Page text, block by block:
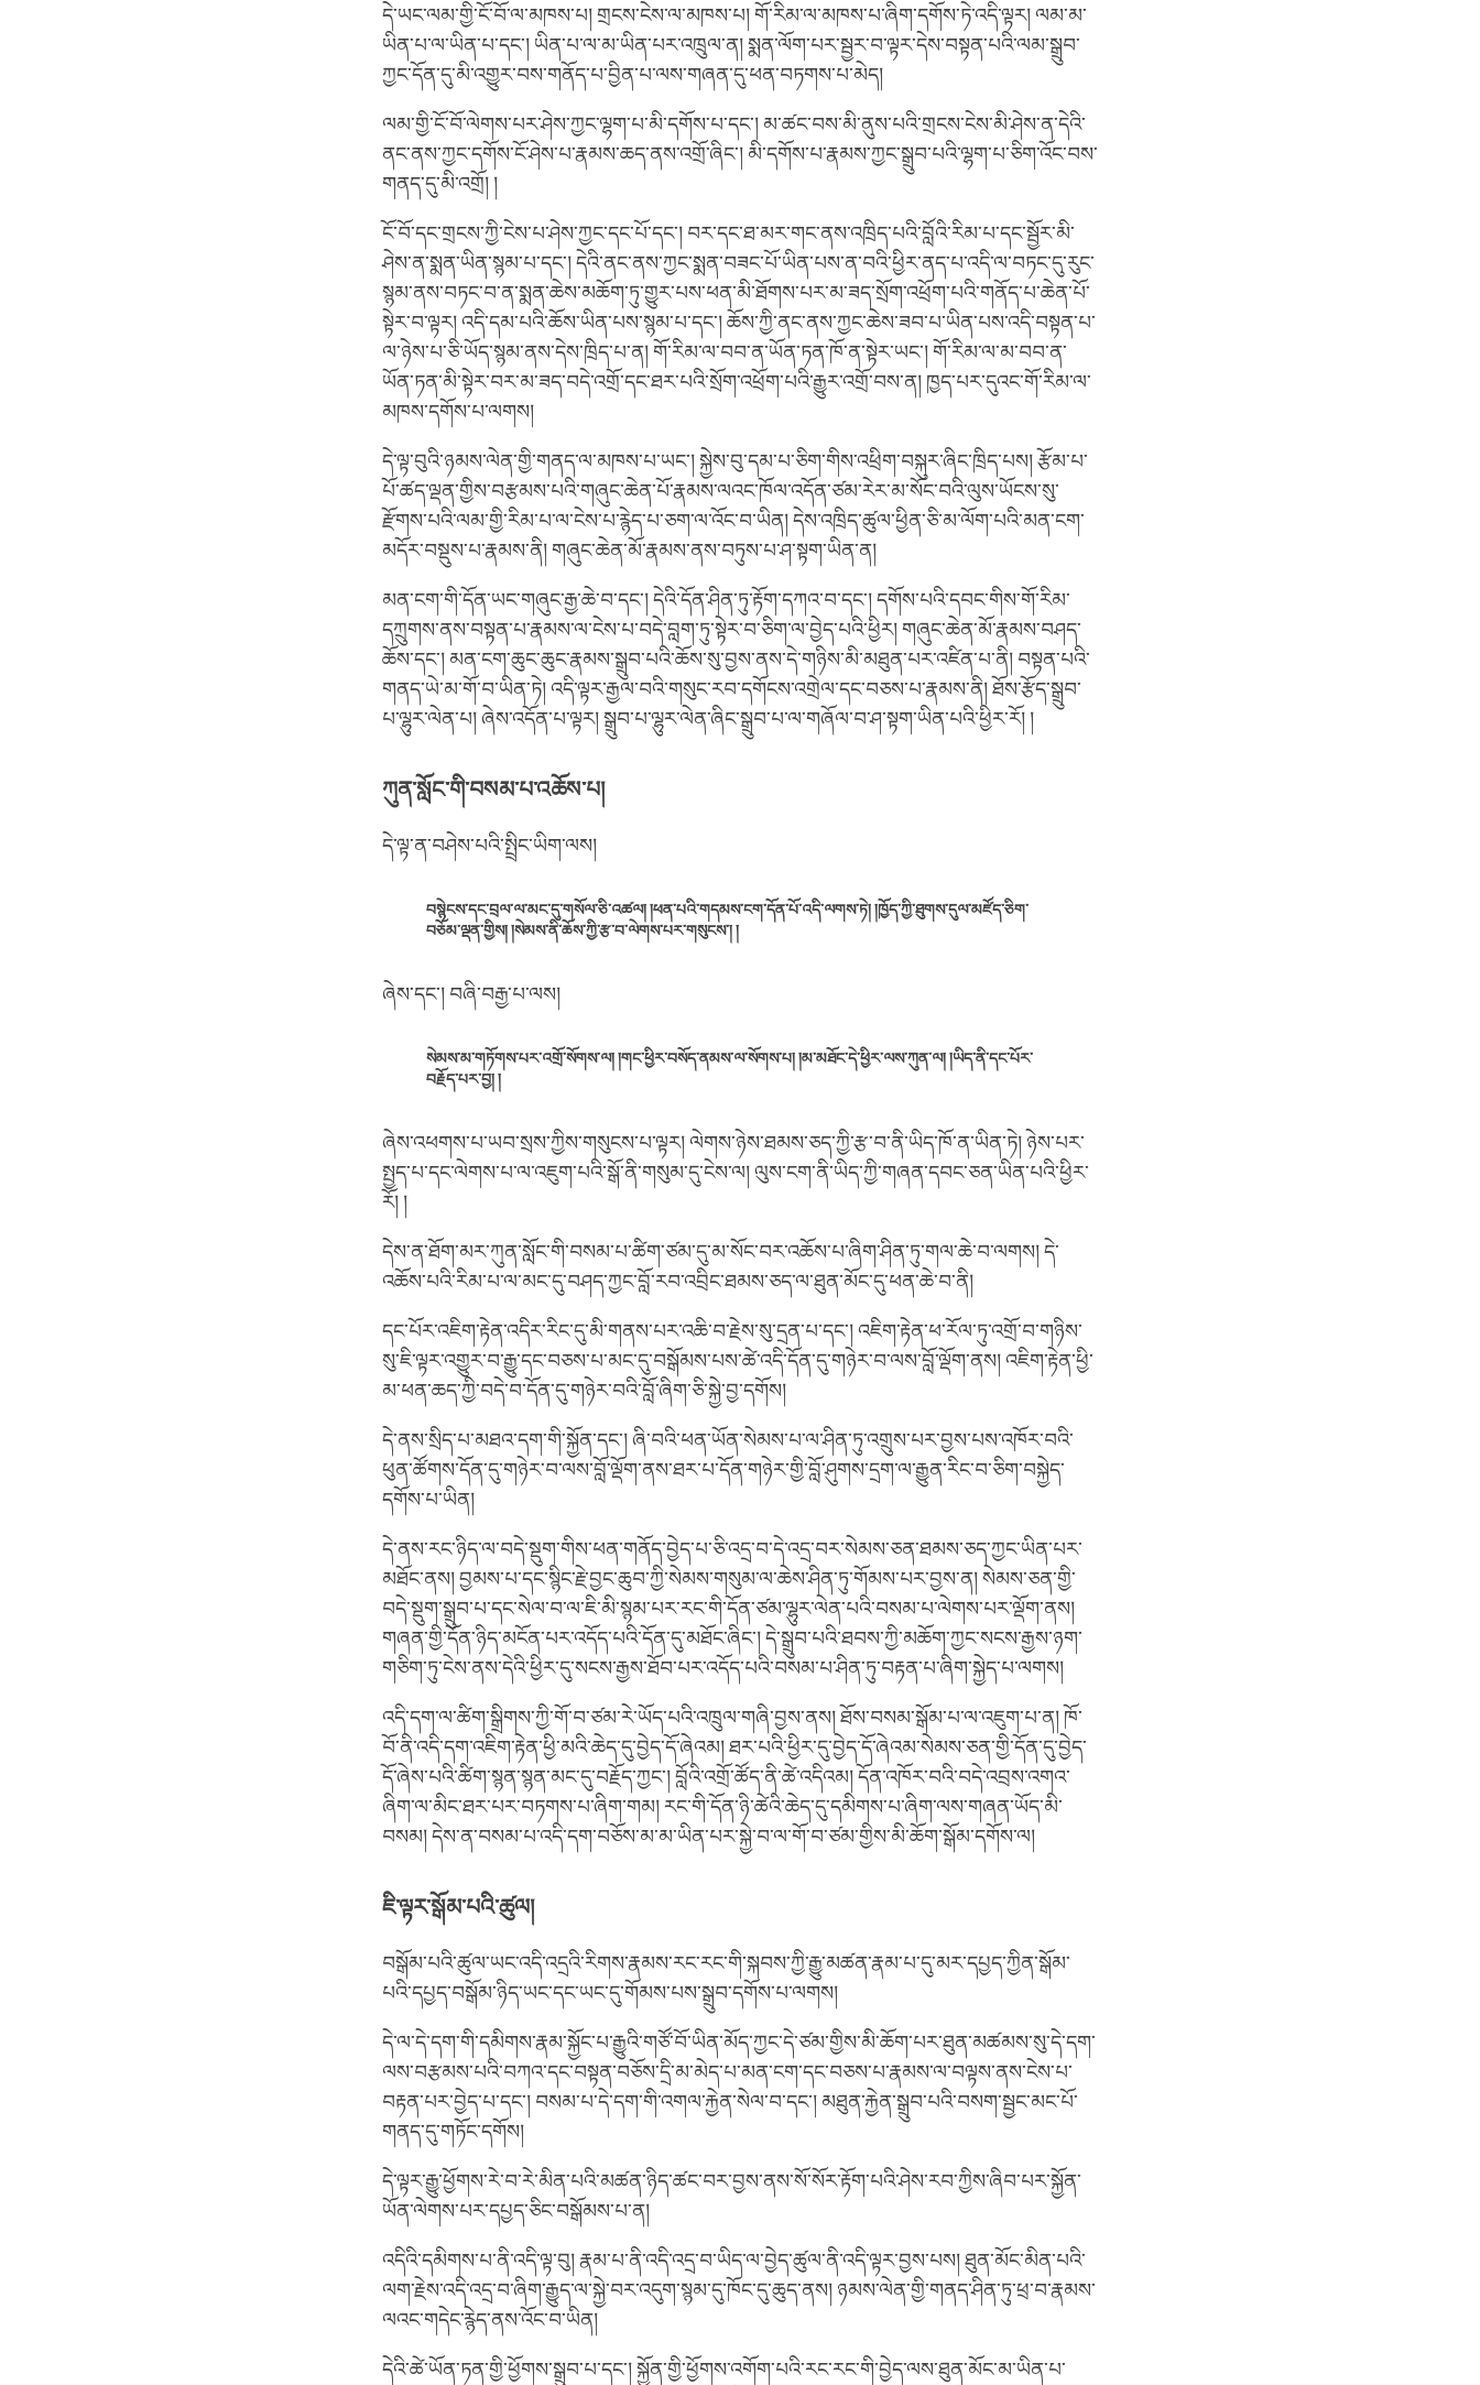
དེ་ཡང་ལམ་གྱི་ངོ་བོ་ལ་མཁས་པ། གྲངས་ངེས་ལ་མཁས་པ། གོ་རིམ་ལ་མཁས་པ་ཞིག་དགོས་ཏེ་འདི་ལྟར། ལམ་མ་
ཡིན་པ་ལ་ཡིན་པ་དང༌། ཡིན་པ་ལ་མ་ཡིན་པར་འཁྲུལ་ན། སྨན་ལོག་པར་སྦྱར་བ་ལྟར་དེས་བསྟན་པའི་ལམ་སྒྲུབ་
ཀྱང་དོན་དུ་མི་འགྱུར་བས་གནོད་པ་བྱིན་པ་ལས་གཞན་དུ་ཕན་བཏགས་པ་མེད།
ལམ་གྱི་ངོ་བོ་ལེགས་པར་ཤེས་ཀྱང་ལྷག་པ་མི་དགོས་པ་དང༌། མ་ཚང་བས་མི་ནུས་པའི་གྲངས་ངེས་མི་ཤེས་ན་དེའི་
ནང་ནས་ཀྱང་དགོས་ངོ་ཤེས་པ་རྣམས་ཆད་ནས་འགྲོ་ཞིང༌། མི་དགོས་པ་རྣམས་ཀྱང་སྒྲུབ་པའི་ལྷག་པ་ཅིག་འོང་བས་
གནད་དུ་མི་འགྲོ། །
ངོ་བོ་དང་གྲངས་ཀྱི་ངེས་པ་ཤེས་ཀྱང་དང་པོ་དང༌། བར་དང་ཐ་མར་གང་ནས་འཁྲིད་པའི་བློའི་རིམ་པ་དང་སྦྱོར་མི་
ཤེས་ན་སྨན་ཡིན་སྙམ་པ་དང༌། དེའི་ནང་ནས་ཀྱང་སྨན་བཟང་པོ་ཡིན་པས་ན་བའི་ཕྱིར་ནད་པ་འདི་ལ་བཏང་དུ་རུང་
སྙམ་ནས་བཏང་བ་ན་སྨན་ཆེས་མཆོག་ཏུ་གྱུར་པས་ཕན་མི་ཐོགས་པར་མ་ཟད་སྲོག་འཕྲོག་པའི་གནོད་པ་ཆེན་པོ་
སྟེར་བ་ལྟར། འདི་དམ་པའི་ཆོས་ཡིན་པས་སྙམ་པ་དང༌། ཆོས་ཀྱི་ནང་ནས་ཀྱང་ཆེས་ཟབ་པ་ཡིན་པས་འདི་བསྟན་པ་
ལ་ཉེས་པ་ཅི་ཡོད་སྙམ་ནས་དེས་ཁྲིད་པ་ན། གོ་རིམ་ལ་བབ་ན་ཡོན་ཏན་ཁོ་ན་སྟེར་ཡང༌། གོ་རིམ་ལ་མ་བབ་ན་
ཡོན་ཏན་མི་སྟེར་བར་མ་ཟད་བདེ་འགྲོ་དང་ཐར་པའི་སྲོག་འཕྲོག་པའི་རྒྱུར་འགྲོ་བས་ན། ཁྱད་པར་དུའང་གོ་རིམ་ལ་
མཁས་དགོས་པ་ལགས།
དེ་ལྟ་བུའི་ཉམས་ལེན་གྱི་གནད་ལ་མཁས་པ་ཡང༌། སྐྱེས་བུ་དམ་པ་ཅིག་གིས་འཕྲིག་བསྐུར་ཞིང་ཁྲིད་པས། རྩོམ་པ་
པོ་ཚད་ལྡན་གྱིས་བརྩམས་པའི་གཞུང་ཆེན་པོ་རྣམས་ལའང་ཁོལ་འདོན་ཙམ་རེར་མ་སོང་བའི་ལུས་ཡོངས་སུ་
རྫོགས་པའི་ལམ་གྱི་རིམ་པ་ལ་ངེས་པ་རྙེད་པ་ཅག་ལ་འོང་བ་ཡིན། དེས་འཁྲིད་ཚུལ་ཕྱིན་ཅི་མ་ལོག་པའི་མན་ངག་
མདོར་བསྡུས་པ་རྣམས་ནི། གཞུང་ཆེན་མོ་རྣམས་ནས་བཏུས་པ་ཤ་སྟག་ཡིན་ན།
མན་ངག་གི་དོན་ཡང་གཞུང་རྒྱ་ཆེ་བ་དང༌། དེའི་དོན་ཤིན་ཏུ་རྟོག་དཀའ་བ་དང༌། དགོས་པའི་དབང་གིས་གོ་རིམ་
དཀྲུགས་ནས་བསྟན་པ་རྣམས་ལ་ངེས་པ་བདེ་བླག་ཏུ་སྟེར་བ་ཅིག་ལ་བྱེད་པའི་ཕྱིར། གཞུང་ཆེན་མོ་རྣམས་བཤད་
ཆོས་དང༌། མན་ངག་ཆུང་ཆུང་རྣམས་སྒྲུབ་པའི་ཆོས་སུ་བྱས་ནས་དེ་གཉིས་མི་མཐུན་པར་འཛིན་པ་ནི། བསྟན་པའི་
གནད་ཡེ་མ་གོ་བ་ཡིན་ཏེ། འདི་ལྟར་རྒྱལ་བའི་གསུང་རབ་དགོངས་འགྲེལ་དང་བཅས་པ་རྣམས་ནི། ཐོས་རྩོད་སྒྲུབ་
པ་ལྷུར་ལེན་པ། ཞེས་འདོན་པ་ལྟར། སྒྲུབ་པ་ལྷུར་ལེན་ཞིང་སྒྲུབ་པ་ལ་གཞོལ་བ་ཤ་སྟག་ཡིན་པའི་ཕྱིར་རོ། །
ཀུན་སློང་གི་བསམ་པ་འཆོས་པ།
དེ་ལྟ་ན་བཤེས་པའི་སྤྲིང་ཡིག་ལས།
བསྙེངས་དང་བྲལ་ལ་མང་དུ་གསོལ་ཅི་འཚལ། །ཕན་པའི་གདམས་ངག་དོན་པོ་འདི་ལགས་ཏེ། །ཁྱོད་ཀྱི་ཐུགས་དུལ་མཛོད་ཅིག་
བཅོམ་ལྡན་གྱིས། །སེམས་ནི་ཆོས་ཀྱི་རྩ་བ་ལེགས་པར་གསུངས་། །
ཞེས་དང༌། བཞི་བརྒྱ་པ་ལས།
སེམས་མ་གཏོགས་པར་འགྲོ་སོགས་ལ། །གང་ཕྱིར་བསོད་ནམས་ལ་སོགས་པ། །མ་མཐོང་དེ་ཕྱིར་ལས་ཀུན་ལ། །ཡིད་ནི་དང་པོར་
བརྗོད་པར་བྱ། །
ཞེས་འཕགས་པ་ཡབ་སྲས་ཀྱིས་གསུངས་པ་ལྟར། ལེགས་ཉེས་ཐམས་ཅད་ཀྱི་རྩ་བ་ནི་ཡིད་ཁོ་ན་ཡིན་ཏེ། ཉེས་པར་
སྤྱད་པ་དང་ལེགས་པ་ལ་འཇུག་པའི་སྒོ་ནི་གསུམ་དུ་ངེས་ལ། ལུས་ངག་ནི་ཡིད་ཀྱི་གཞན་དབང་ཅན་ཡིན་པའི་ཕྱིར་
རོ། །
དེས་ན་ཐོག་མར་ཀུན་སློང་གི་བསམ་པ་ཚིག་ཙམ་དུ་མ་སོང་བར་འཆོས་པ་ཞིག་ཤིན་ཏུ་གལ་ཆེ་བ་ལགས། དེ་
འཆོས་པའི་རིམ་པ་ལ་མང་དུ་བཤད་ཀྱང་བློ་རབ་འབྲིང་ཐམས་ཅད་ལ་ཐུན་མོང་དུ་ཕན་ཆེ་བ་ནི།
དང་པོར་འཇིག་རྟེན་འདིར་རིང་དུ་མི་གནས་པར་འཆི་བ་རྗེས་སུ་དྲན་པ་དང༌། འཇིག་རྟེན་ཕ་རོལ་ཏུ་འགྲོ་བ་གཉིས་
སུ་ཇི་ལྟར་འགྱུར་བ་རྒྱུ་དང་བཅས་པ་མང་དུ་བསྒོམས་པས་ཚེ་འདི་དོན་དུ་གཉེར་བ་ལས་བློ་ལྡོག་ནས། འཇིག་རྟེན་ཕྱི་
མ་ཕན་ཆད་ཀྱི་བདེ་བ་དོན་དུ་གཉེར་བའི་བློ་ཞིག་ཅི་སྐྱེ་བྱ་དགོས།
དེ་ནས་སྲིད་པ་མཐའ་དག་གི་སྐྱོན་དང༌། ཞི་བའི་ཕན་ཡོན་སེམས་པ་ལ་ཤིན་ཏུ་འགྲུས་པར་བྱས་པས་འཁོར་བའི་
ཕུན་ཚོགས་དོན་དུ་གཉེར་བ་ལས་བློ་ལྡོག་ནས་ཐར་པ་དོན་གཉེར་གྱི་བློ་ཤུགས་དྲག་ལ་རྒྱུན་རིང་བ་ཅིག་བསྐྱེད་
དགོས་པ་ཡིན།
དེ་ནས་རང་ཉིད་ལ་བདེ་སྡུག་གིས་ཕན་གནོད་བྱེད་པ་ཅི་འདྲ་བ་དེ་འདྲ་བར་སེམས་ཅན་ཐམས་ཅད་ཀྱང་ཡིན་པར་
མཐོང་ནས། བྱམས་པ་དང་སྙིང་རྗེ་བྱང་ཆུབ་ཀྱི་སེམས་གསུམ་ལ་ཆེས་ཤིན་ཏུ་གོམས་པར་བྱས་ན། སེམས་ཅན་གྱི་
བདེ་སྡུག་སྒྲུབ་པ་དང་སེལ་བ་ལ་ཇི་མི་སྙམ་པར་རང་གི་དོན་ཙམ་ལྷུར་ལེན་པའི་བསམ་པ་ལེགས་པར་ལྡོག་ནས།
གཞན་གྱི་དོན་ཉིད་མངོན་པར་འདོད་པའི་དོན་དུ་མཐོང་ཞིང༌། དེ་སྒྲུབ་པའི་ཐབས་ཀྱི་མཆོག་ཀྱང་སངས་རྒྱས་ཉག་
གཅིག་ཏུ་ངེས་ནས་དེའི་ཕྱིར་དུ་སངས་རྒྱས་ཐོབ་པར་འདོད་པའི་བསམ་པ་ཤིན་ཏུ་བརྟན་པ་ཞིག་སྐྱེད་པ་ལགས།
འདི་དག་ལ་ཚིག་སྒྲིགས་ཀྱི་གོ་བ་ཙམ་རེ་ཡོད་པའི་འཁྲུལ་གཞི་བྱས་ནས། ཐོས་བསམ་སྒོམ་པ་ལ་འཇུག་པ་ན། ཁོ་
བོ་ནི་འདི་དག་འཇིག་རྟེན་ཕྱི་མའི་ཆེད་དུ་བྱེད་དོ་ཞེའམ། ཐར་པའི་ཕྱིར་དུ་བྱེད་དོ་ཞེའམ་སེམས་ཅན་གྱི་དོན་དུ་བྱེད་
དོ་ཞེས་པའི་ཚིག་སྙན་སྙན་མང་དུ་བརྗོད་ཀྱང༌། བློའི་འགྲོ་ཚོད་ནི་ཚེ་འདིའམ། དོན་འཁོར་བའི་བདེ་འབྲས་འགའ་
ཞིག་ལ་མིང་ཐར་པར་བཏགས་པ་ཞིག་གམ། རང་གི་དོན་ཉི་ཚེའི་ཆེད་དུ་དམིགས་པ་ཞིག་ལས་གཞན་ཡོད་མི་
བསམ། དེས་ན་བསམ་པ་འདི་དག་བཅོས་མ་མ་ཡིན་པར་སྐྱེ་བ་ལ་གོ་བ་ཙམ་གྱིས་མི་ཆོག་སྒོམ་དགོས་ལ།
ཇི་ལྟར་སྒོམ་པའི་ཚུལ།
བསྒོམ་པའི་ཚུལ་ཡང་འདི་འདྲའི་རིགས་རྣམས་རང་རང་གི་སྐབས་ཀྱི་རྒྱུ་མཚན་རྣམ་པ་དུ་མར་དཔྱད་ཀྱིན་སྒོམ་
པའི་དཔྱད་བསྒོམ་ཉིད་ཡང་དང་ཡང་དུ་གོམས་པས་སྒྲུབ་དགོས་པ་ལགས།
དེ་ལ་དེ་དག་གི་དམིགས་རྣམ་སྐྱོང་པ་རྒྱུའི་གཙོ་བོ་ཡིན་མོད་ཀྱང་དེ་ཙམ་གྱིས་མི་ཆོག་པར་ཐུན་མཚམས་སུ་དེ་དག་
ལས་བརྩམས་པའི་བཀའ་དང་བསྟན་བཅོས་དྲི་མ་མེད་པ་མན་ངག་དང་བཅས་པ་རྣམས་ལ་བལྟས་ནས་ངེས་པ་
བརྟན་པར་བྱེད་པ་དང༌། བསམ་པ་དེ་དག་གི་འགལ་རྐྱེན་སེལ་བ་དང༌། མཐུན་རྐྱེན་སྒྲུབ་པའི་བསག་སྦྱང་མང་པོ་
གནད་དུ་གཏོང་དགོས།
དེ་ལྟར་རྒྱུ་ཕྱོགས་རེ་བ་རེ་མིན་པའི་མཚན་ཉིད་ཚང་བར་བྱས་ནས་སོ་སོར་རྟོག་པའི་ཤེས་རབ་ཀྱིས་ཞིབ་པར་སྐྱོན་
ཡོན་ལེགས་པར་དཔྱད་ཅིང་བསྒོམས་པ་ན།
འདིའི་དམིགས་པ་ནི་འདི་ལྟ་བུ། རྣམ་པ་ནི་འདི་འདྲ་བ་ཡིད་ལ་བྱེད་ཚུལ་ནི་འདི་ལྟར་བྱས་པས། ཐུན་མོང་མིན་པའི་
ལག་རྗེས་འདི་འདྲ་བ་ཞིག་རྒྱུད་ལ་སྐྱེ་བར་འདུག་སྙམ་དུ་ཁོང་དུ་ཆུད་ནས། ཉམས་ལེན་གྱི་གནད་ཤིན་ཏུ་ཕྲ་བ་རྣམས་
ལའང་གདེང་རྙེད་ནས་འོང་བ་ཡིན།
དེའི་ཚེ་ཡོན་ཏན་གྱི་ཕྱོགས་སྒྲུབ་པ་དང༌། སྐྱོན་གྱི་ཕྱོགས་འགོག་པའི་རང་རང་གི་བྱེད་ལས་ཐུན་མོང་མ་ཡིན་པ་